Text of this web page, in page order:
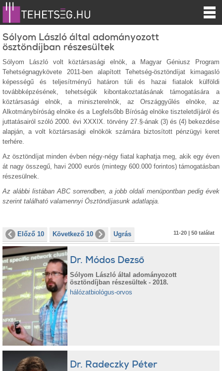
Sólyom László által adományozott
ösztöndíjban részesültek
Sólyom László volt köztársasági elnök, a Magyar Géniusz Program
Tehetségnagykövete 2011-ben alapított Tehetség-ösztöndíjat kimagasló
képességű és teljesítményű határon túli és hazai fiatalok külföldi
továbbképzésének, tehetségük kibontakoztatásának támogatására a
köztársasági elnök, a miniszterelnök, az Országgyűlés elnöke, az
Alkotmánybíróság elnöke és a Legfelsőbb Bíróság elnöke tiszteletdíjáról és
juttatásairól szóló 2000. évi XXXIX. törvény 27.§-ának (3) és (4) bekezdése
alapján, a volt köztársasági elnökök számára biztosított pénzügyi keret
terhére.
Az ösztöndíjat minden évben négy-négy fiatal kaphatja meg, akik egy éven
át nagy összegű, havi 2000 eurós (mintegy 600.000 forintos) támogatásban
részesülnek.
Az alábbi listában ABC sorrendben, a jobb oldali menüpontban pedig évek
szerint található valamennyi Ösztöndíjasunk adatlapja.
Előző 10 Következő 10 Ugrás 11-20 | 50 találat
Dr. Módos Dezső
Sólyom László által adományozott
ösztöndíjban részesültek - 2018.
hálózatbiológus-orvos
Dr. Radeczky Péter